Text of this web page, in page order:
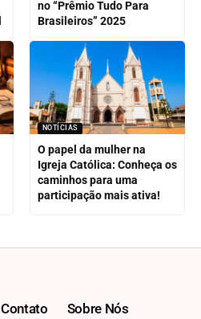
no “Prêmio Tudo Para
Brasileiros” 2025
NOTÍCIAS
O papel da mulher na
Igreja Católica: Conheça os
caminhos para uma
participação mais ativa!
Contato Sobre Nós